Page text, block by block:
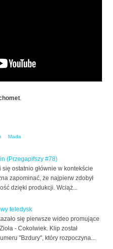
Mada
(Przegapifszy #78)
ostatnio głównie w kontekście
zapominać, że najpierw zdobył
dzięki produkcji. Wciąż...
teledysk
się pierwsze wideo promujące
- Cokolwiek. Klip został
"Bzdury", który rozpoczyna...